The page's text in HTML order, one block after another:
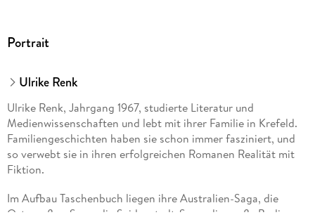
Portrait
Ulrike Renk
Ulrike Renk, Jahrgang 1967, studierte Literatur und
Medienwissenschaften und lebt mit ihrer Familie in Krefeld.
Familiengeschichten haben sie schon immer fasziniert, und
so verwebt sie in ihren erfolgreichen Romanen Realität mit
Fiktion.
Im Aufbau Taschenbuch liegen ihre Australien-Saga, die
Ostpreußen-Saga, die Seidenstadt-Saga, die große Berlin-